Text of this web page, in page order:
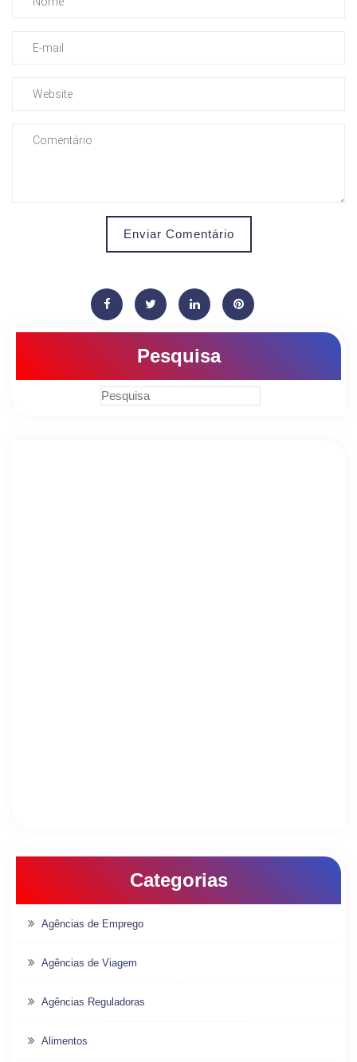
Enviar Comentário
Pesquisa
Categorias
Agências de Emprego
Agências de Viagem
Agências Reguladoras
Alimentos